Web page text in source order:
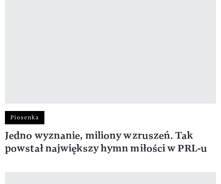
Piosenka
Jedno wyznanie, miliony wzruszeń. Tak
powstał największy hymn miłości w PRL-u